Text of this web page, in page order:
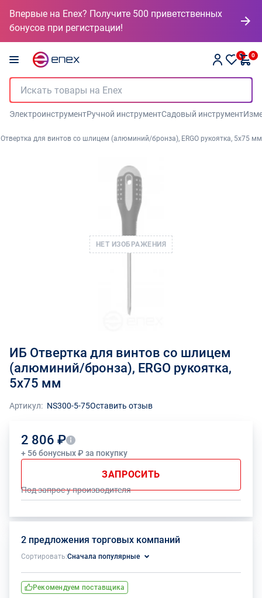
Впервые на Enex? Получите 500 приветственных
бонусов при регистрации!
0 0
ЭлектроинструментРучной инструментСадовый инструмент
для винтов со шлицем (алюминий/бронза), ERGO рукоятка, 5х75 мм
НЕТ ИЗОБРАЖЕНИЯ
ИБ Отвертка для винтов со шлицем
(алюминий/бронза), ERGO рукоятка,
5х75 мм
Артикул: NS300-5-75Оставить отзыв
2 806 ₽
+ 56 бонусных ₽ за покупку
ЗАПРОСИТЬ
Под запрос у производителя
2 предложения торговых компаний
Сортировать:Сначала популярные
Рекомендуем поставщика